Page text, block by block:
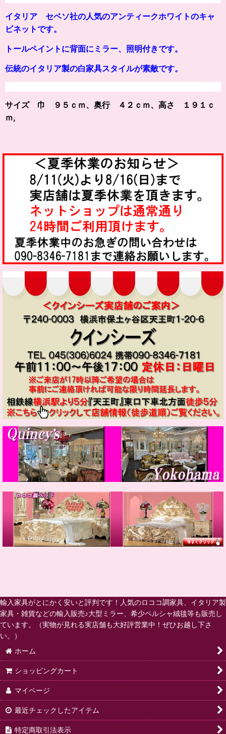
イタリア セベソ社の人気のアンティークホワイトのキャ
ビネットです。
トールペイントに背面にミラー、照明付きです。
伝統のイタリア製の白家具スタイルが素敵です。
サイズ 巾 ９５ｃｍ、奥行 ４２ｃｍ、高さ １９１ｃ
ｍ,
輸入家具がとにかく安いと評判です！人気のロココ調家具、イタリア製
家具・雑貨などの輸入販売♪大型ミラー、希少ペルシャ絨毯等も販売し
ています。（実物が見れる実店舗も大好評営業中！ぜひお越し下さ
い。）
ホーム
ショッピングカート
マイページ
最近チェックしたアイテム
特定商取引法表示